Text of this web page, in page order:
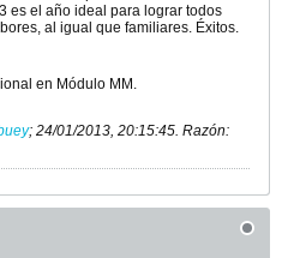
es el año ideal para lograr todos
al igual que familiares. Éxitos.
en Módulo MM.
; 24/01/2013, 20:15:45. Razón: